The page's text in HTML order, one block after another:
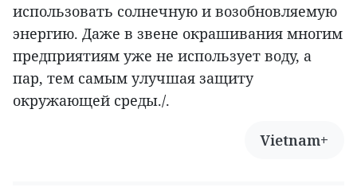
использовать солнечную и возобновляемую
энергию. Даже в звене окрашивания многим
предприятиям уже не использует воду, а
пар, тем самым улучшая защиту
окружающей среды./.
Vietnam+